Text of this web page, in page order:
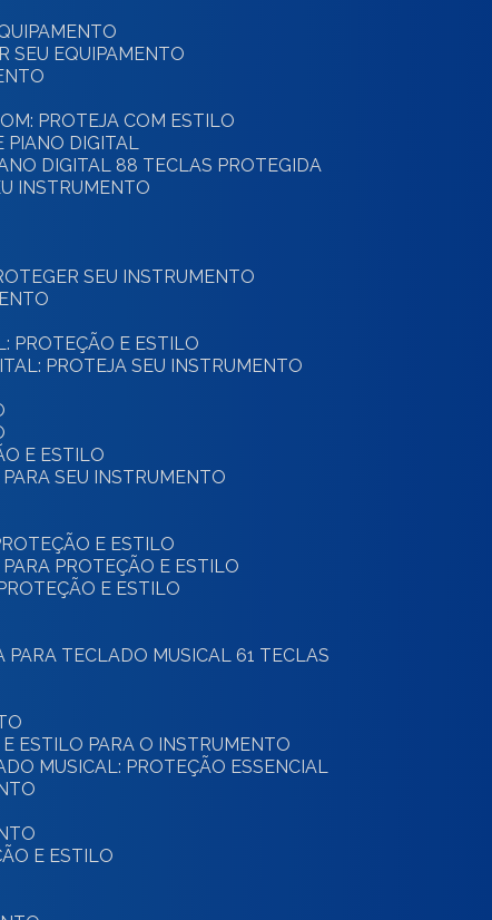
SEU EQUIPAMENTO
PROTEJA COM ESTILO
PIANO DIGITAL
DIGITAL 88 TECLAS PROTEGIDA
INSTRUMENTO
SEU INSTRUMENTO
PROTEÇÃO E ESTILO
PROTEJA SEU INSTRUMENTO
E ESTILO
SEU INSTRUMENTO
E ESTILO
PARA PROTEÇÃO E ESTILO
E ESTILO
PARA TECLADO MUSICAL 61 TECLAS
ESTILO PARA O INSTRUMENTO
MUSICAL: PROTEÇÃO ESSENCIAL
E ESTILO